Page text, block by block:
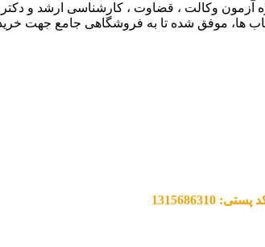
وکالت ، قضاوت ، کارشناسی ارشد و
ها، موفق شده تا به فروشگاهی جامع جهت